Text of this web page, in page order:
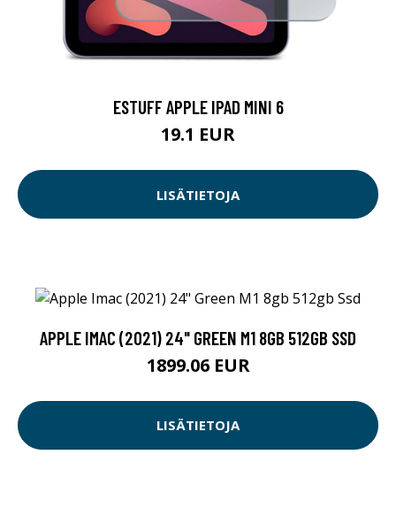
ESTUFF APPLE IPAD MINI 6
19.1 EUR
LISÄTIETOJA
APPLE IMAC (2021) 24" GREEN M1 8GB 512GB SSD
1899.06 EUR
LISÄTIETOJA